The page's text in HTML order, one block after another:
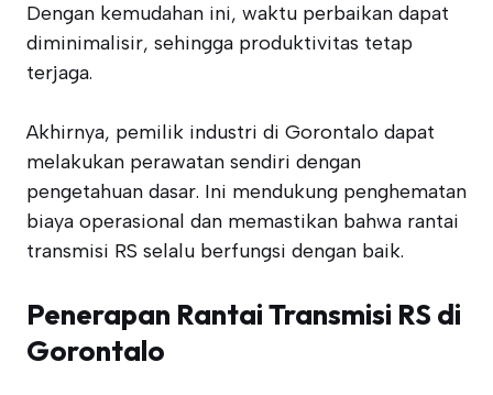
Dengan kemudahan ini, waktu perbaikan dapat
diminimalisir, sehingga produktivitas tetap
terjaga.
Akhirnya, pemilik industri di Gorontalo dapat
melakukan perawatan sendiri dengan
pengetahuan dasar. Ini mendukung penghematan
biaya operasional dan memastikan bahwa rantai
transmisi RS selalu berfungsi dengan baik.
Penerapan Rantai Transmisi RS di
Gorontalo